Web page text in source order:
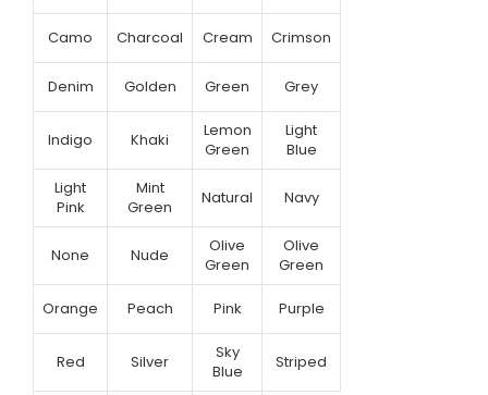
Camo Charcoal Cream Crimson
Denim Golden Green Grey
Indigo Khaki
Lemon
Green
Light
Blue
Light
Pink
Mint
Green
Natural Navy
None Nude
Olive
Green
Olive
Green
Orange Peach Pink Purple
Red Silver
Sky
Blue
Striped